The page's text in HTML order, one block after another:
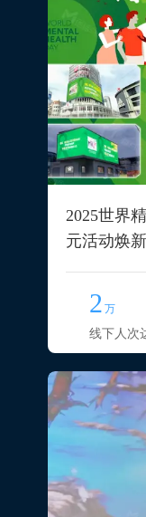
2025世界
元活动焕
2 万
线下人次